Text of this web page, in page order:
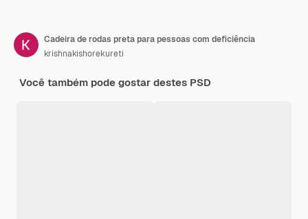
Cadeira de rodas preta para pessoas com deficiência
krishnakishorekureti
Você também pode gostar destes PSD